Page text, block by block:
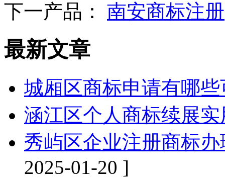
下一产品： 南安商标注册
最新文章
城厢区商标申请有哪
涵江区个人商标续展
秀屿区企业注册商标
2025-01-20 ]